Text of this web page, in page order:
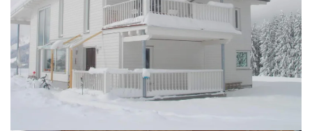
BILD ÖFFNEN